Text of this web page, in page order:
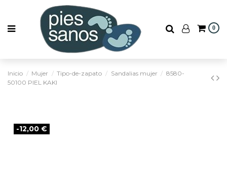
0
Inicio Mujer Tipo-de-zapato Sandalias mujer
8580-
50100 PIEL KAKI
-12,00 €